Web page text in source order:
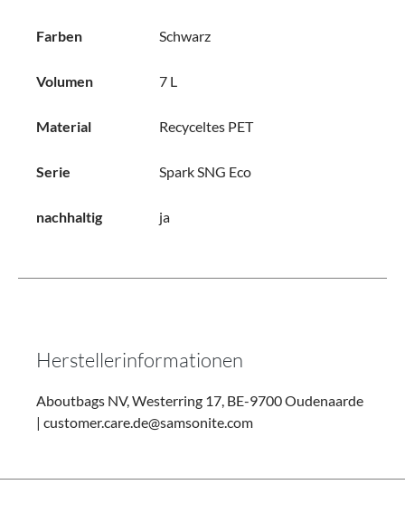
Farben Schwarz
Volumen 7 L
Material Recyceltes PET
Serie Spark SNG Eco
nachhaltig ja
Herstellerinformationen
Aboutbags NV, Westerring 17, BE-9700 Oudenaarde
| customer.care.de@samsonite.com